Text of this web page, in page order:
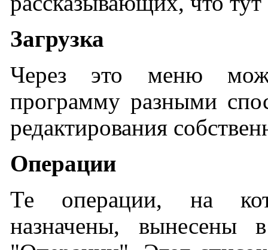
Загрузка
Через это меню
программу разными
редактирования
Операции
Те операции, на
назначены, вынесены